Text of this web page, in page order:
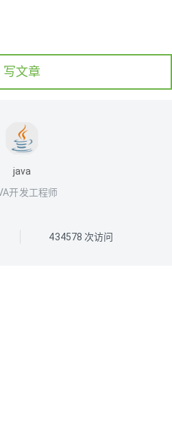
写文章
java
开发工程师
434578 次访问